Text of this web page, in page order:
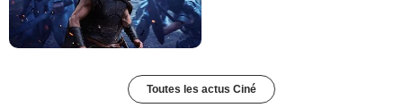
Toutes les actus Ciné